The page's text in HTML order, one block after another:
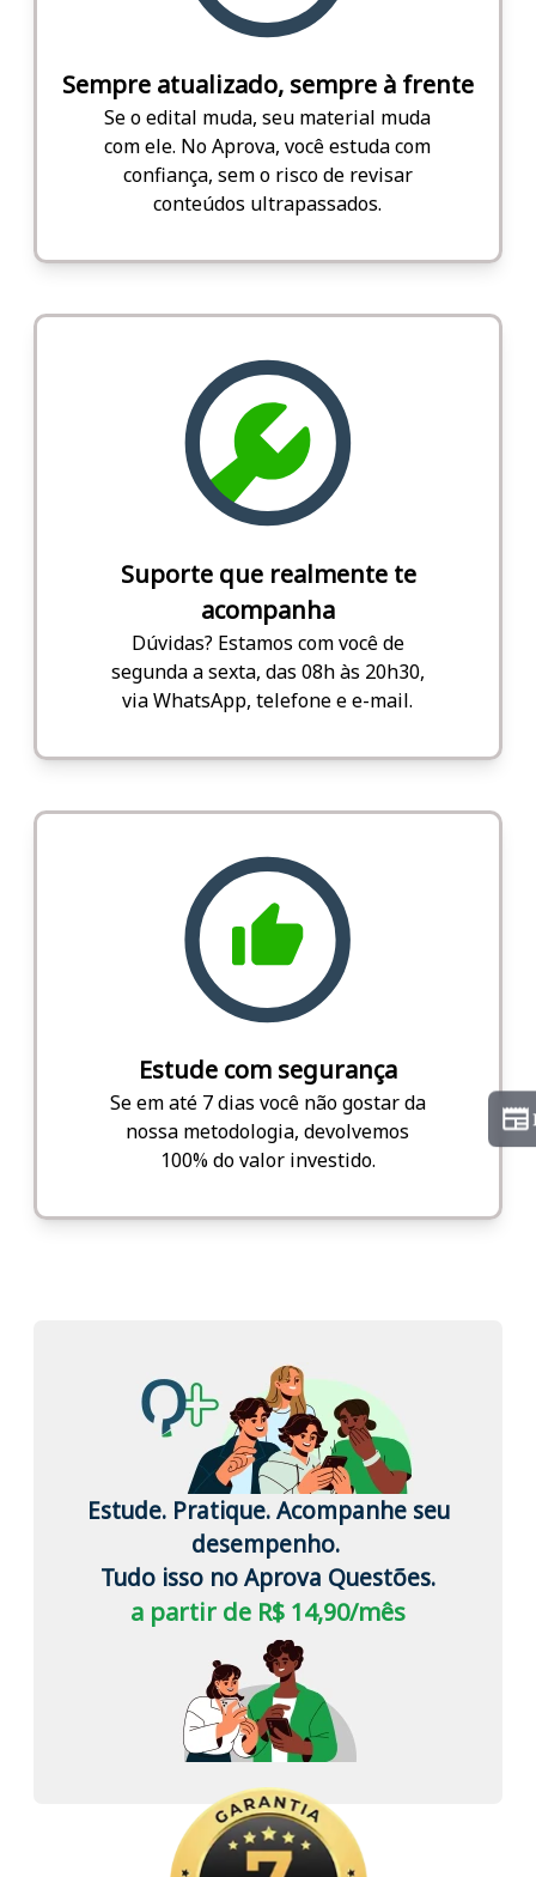
Sempre atualizado, sempre à frente
Se o edital muda, seu material muda
com ele. No Aprova, você estuda com
confiança, sem o risco de revisar
conteúdos ultrapassados.
Suporte que realmente te
acompanha
Dúvidas? Estamos com você de
segunda a sexta, das 08h às 20h30,
via WhatsApp, telefone e e-mail.
Estude com segurança
Se em até 7 dias você não gostar da
nossa metodologia, devolvemos
100% do valor investido.
Estude. Pratique. Acompanhe seu
desempenho.
Tudo isso no Aprova Questões.
a partir de R$ 14,90/mês